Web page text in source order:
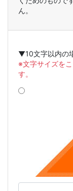
ん。
▼10文字以内の
※文字サイズを
す。